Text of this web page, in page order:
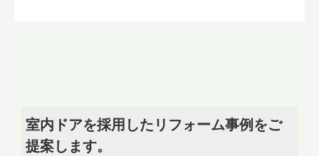
室内ドアを採用したリフォーム事例をご
提案します。